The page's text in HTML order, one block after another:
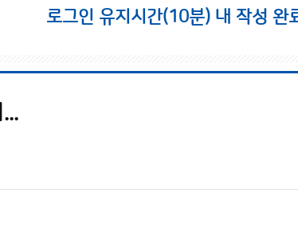
로그인 유지시간(10분) 내 작성 완